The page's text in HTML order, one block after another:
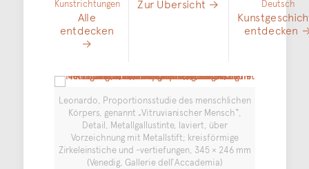
Kunstrichtungen
Alle
entdecken
→
Zur Übersicht →
Deutsch
entdecken
Leonardo, Proportionsstudie des menschlichen
Körpers, genannt „Vitruvianischer Mensch“,
Detail, Metallgallustinte, laviert, über
Vorzeichnung mit Metallstift; kreisförmige
Zirkeleinstiche und -vertiefungen, 345 × 246 mm
(Venedig, Gallerie dell’Accademia)